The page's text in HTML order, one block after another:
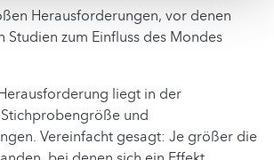
Herausforderungen, vor denen
Studien zum Einfluss des Mondes
liegt in der
und
Vereinfacht gesagt: Je größer die